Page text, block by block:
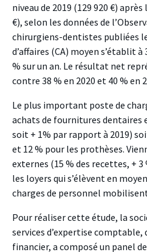
niveau de 2019 (129 920 €) après
€), selon les données de
chirurgiens-dentistes publiées
d’affaires (CA) moyen s’établit à
% sur un an. Le résultat net
contre 38 % en 2020 et 40 % en
Le plus important poste de
achats de fournitures dentaires
soit + 1% par rapport à 2019)
et 12 % pour les prothèses.
externes (15 % des recettes, +
les loyers qui s’élèvent en
charges de personnel
Pour réaliser cette étude, la
services d’expertise comptable,
financier, a composé un panel